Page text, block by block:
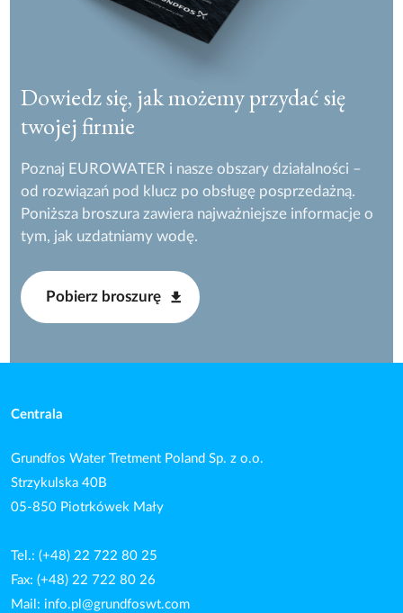
Dowiedz się, jak możemy przydać się
twojej firmie
Poznaj EUROWATER i nasze obszary działalności –
od rozwiązań pod klucz po obsługę posprzedażną.
Poniższa broszura zawiera najważniejsze informacje o
tym, jak uzdatniamy wodę.
Pobierz broszurę
Centrala
Grundfos Water Tretment Poland Sp. z o.o.
Strzykulska 40B
05-850 Piotrkówek Mały
Tel.: (+48) 22 722 80 25
Fax: (+48) 22 722 80 26
Mail: info.pl@grundfoswt.com